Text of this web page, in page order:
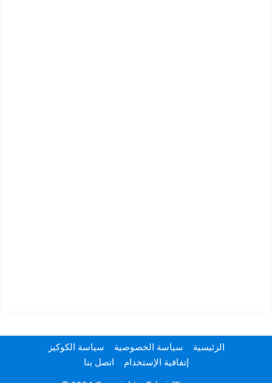
الرئيسية سياسة الخصوصية
سياسة الكوكيز
إتفاقية الإستخدام
اتصل بنا